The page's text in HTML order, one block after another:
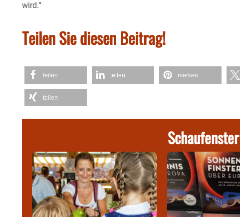
wird.“
Teilen Sie diesen Beitrag!
teilen teilen merken
teilen
Schaufenster